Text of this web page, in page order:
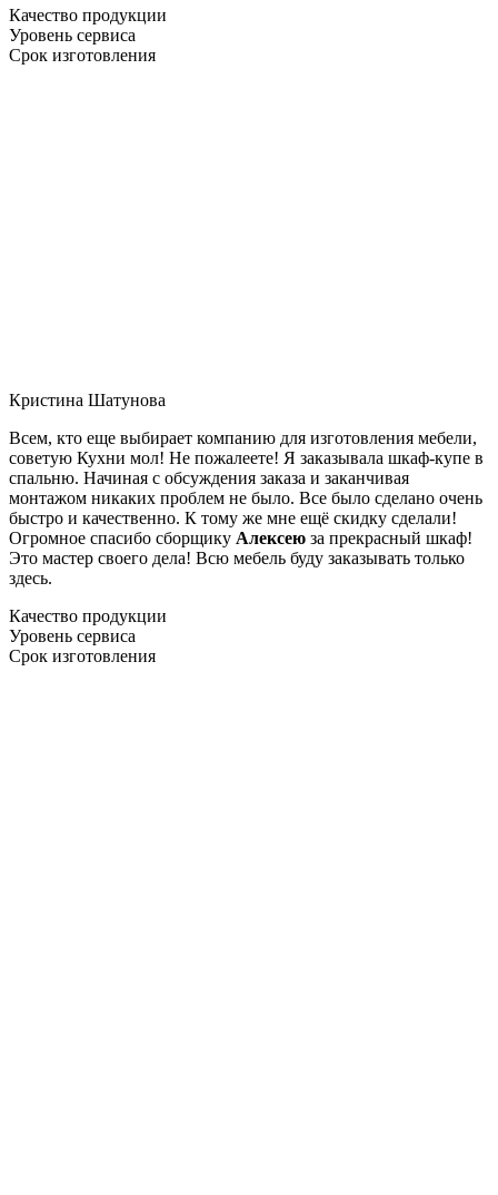
Качество продукции
Уровень сервиса
Срок изготовления
Кристина Шатунова
Всем, кто еще выбирает компанию для изготовления мебели,
советую Кухни мол! Не пожалеете! Я заказывала шкаф-купе в
спальню. Начиная с обсуждения заказа и заканчивая
монтажом никаких проблем не было. Все было сделано очень
быстро и качественно. К тому же мне ещё скидку сделали!
Огромное спасибо сборщику Алексею за прекрасный шкаф!
Это мастер своего дела! Всю мебель буду заказывать только
здесь.
Качество продукции
Уровень сервиса
Срок изготовления